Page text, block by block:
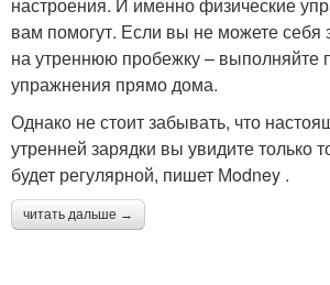
вам помогут. Если вы не можете себя
на утреннюю пробежку – выполняйте
упражнения прямо дома.
Однако не стоит забывать, что
утренней зарядки вы увидите только
будет регулярной, пишет Мodney .
читать дальше →